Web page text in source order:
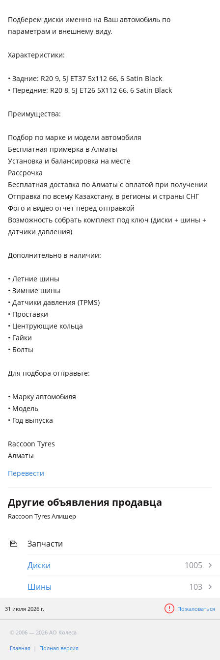
Подберем диски именно на Ваш автомобиль по
параметрам и внешнему виду.
Характеристики:
• Задние: R20 9, 5J ET37 5x112 66, 6 Satin Black
• Передние: R20 8, 5J ET26 5X112 66, 6 Satin Black
Преимущества:
Подбор по марке и модели автомобиля
Бесплатная примерка в Алматы
Установка и балансировка на месте
Рассрочка
Бесплатная доставка по Алматы с оплатой при получении
Отправка по всему Казахстану, в регионы и страны СНГ
Фото и видео отчет перед отправкой
Возможность собрать комплект под ключ (диски + шины +
датчики давления)
Дополнительно в наличии:
• Летние шины
• Зимние шины
• Датчики давления (TPMS)
• Проставки
• Центрующие кольца
• Гайки
• Болты
Для подбора отправьте:
• Марку автомобиля
• Модель
• Год выпуска
Raccoon Tyres
Алматы
Перевести
Другие объявления продавца
Raccoon Tyres Алишер
Запчасти
Диски
1005
Шины
103
31 июля 2026 г. Пожаловаться
© 2006 — 2026 АО Колеса
Главная Полная версия